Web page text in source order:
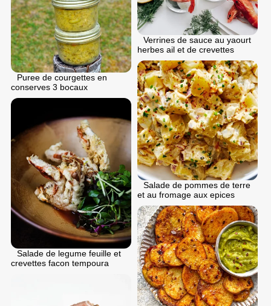
Puree de courgettes en
conserves 3 bocaux
Verrines de sauce au yaourt
herbes ail et de crevettes
Salade de pommes de terre
et au fromage aux epices
Salade de legume feuille et
crevettes facon tempoura